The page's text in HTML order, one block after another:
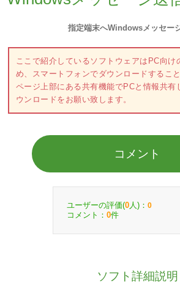
指定端末へWindowsメッセー
ここで紹介しているソフトウェアはPC向け
め、スマートフォンでダウンロードするこ
ページ上部にある共有機能でPCと情報共有
ウンロードをお願い致します。
コメント
ユーザーの評価(0 人)： 0
コメント： 0件
ソフト詳細説明